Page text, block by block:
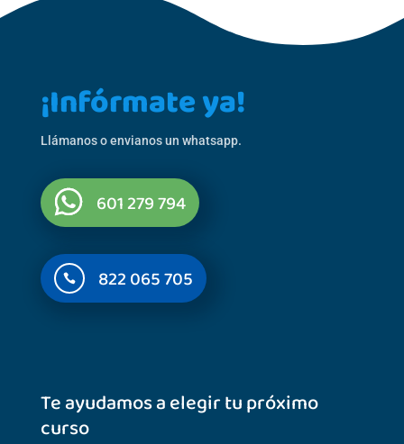
¡Infórmate ya!
Llámanos o envianos un whatsapp.
601 279 794
 822 065 705
Te ayudamos a elegir tu próximo
curso